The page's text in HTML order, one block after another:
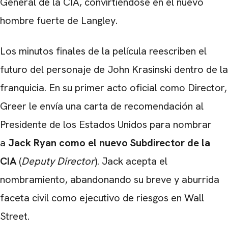
hombre fuerte de Langley.
Los minutos finales de la película reescriben el
futuro del personaje de John Krasinski dentro de la
franquicia. En su primer acto oficial como Director,
Greer le envía una carta de recomendación al
Presidente de los Estados Unidos para nombrar
a Jack Ryan como el nuevo Subdirector de la
CIA(Deputy Director). Jack acepta el
nombramiento, abandonando su breve y aburrida
faceta civil como ejecutivo de riesgos en Wall
Street.